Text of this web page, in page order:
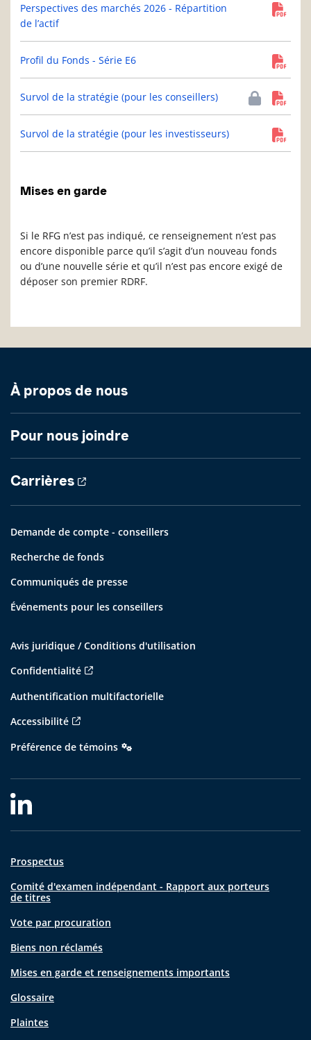
Perspectives des marchés 2026 - Répartition
de l’actif
Profil du Fonds - Série E6
Survol de la stratégie (pour les conseillers)
Survol de la stratégie (pour les investisseurs)
Mises en garde
Si le RFG n’est pas indiqué, ce renseignement n’est pas
encore disponible parce qu’il s’agit d’un nouveau fonds
ou d’une nouvelle série et qu’il n’est pas encore exigé de
déposer son premier RDRF.
À propos de nous
Pour nous joindre
Carrières
Demande de compte - conseillers
Recherche de fonds
Communiqués de presse
Événements pour les conseillers
Avis juridique / Conditions d'utilisation
Confidentialité
Authentification multifactorielle
Accessibilité
Préférence de témoins
Prospectus
Comité d'examen indépendant - Rapport aux porteurs
de titres
Vote par procuration
Biens non réclamés
Mises en garde et renseignements importants
Glossaire
Plaintes